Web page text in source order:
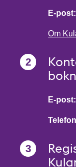
E-post:
Om
E-post: